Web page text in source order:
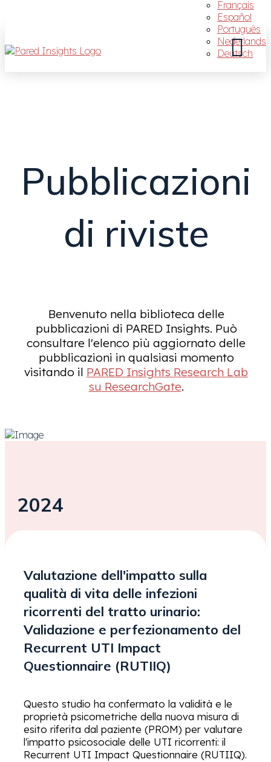
Français
Español
Português
Nederlands
Deutsch
Pubblicazioni
di riviste
Benvenuto nella biblioteca delle
pubblicazioni di PARED Insights. Può
consultare l'elenco più aggiornato delle
pubblicazioni in qualsiasi momento
visitando il PARED Insights Research Lab
su ResearchGate.
2024
Valutazione dell'impatto sulla
qualità di vita delle infezioni
ricorrenti del tratto urinario:
Validazione e perfezionamento del
Recurrent UTI Impact
Questionnaire (RUTIIQ)
Questo studio ha confermato la validità e le
proprietà psicometriche della nuova misura di
esito riferita dal paziente (PROM) per valutare
l'impatto psicosociale delle UTI ricorrenti: il
Recurrent UTI Impact Questionnaire (RUTIIQ).